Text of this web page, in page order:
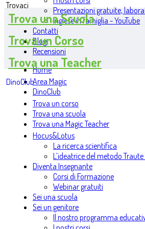
Presentazioni gratuite,
Inglese in famiglia - YouTube
Contatti
Blog
Recensioni
Home
Area Magic
DinoClub
Trova un corso
Trova una scuola
Trova una Magic Teacher
Hocus&Lotus
La ricerca scientifica
L’ideatrice del metodo
Diventa Insegnante
Corsi di Formazione
Webinar gratuiti
Sei una scuola
Sei un genitore
Il nostro programma
Trovaci
Trova una Scuola
Trova un Corso
Trova una Teacher
DinoClub